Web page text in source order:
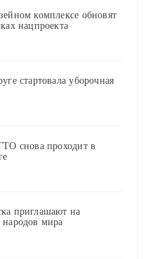
комплексе обновят
нацпроекта
стартовала уборочная
снова проходит в
приглашают на
мира